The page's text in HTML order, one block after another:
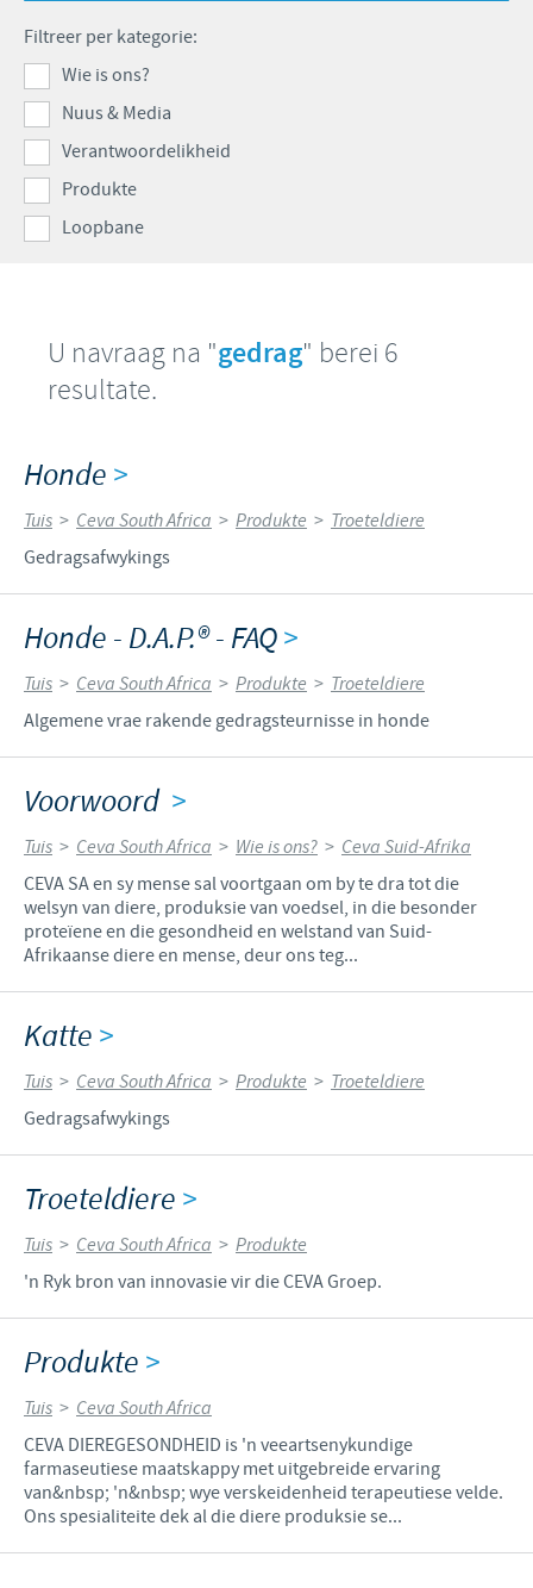
Varke
Ondersteuningsprogramme
Besigheid en wetenskaplike venootskappe
Vind hiermee ons hoof poste
Ons werwings proses
Filtreer per kategorie:
Wie is ons?
Nuus & Media
Verantwoordelikheid
Produkte
Loopbane
U navraag na "gedrag" berei 6
resultate.
Honde >
Tuis > Ceva South Africa > Produkte > Troeteldiere
Gedragsafwykings
Honde - D.A.P.® - FAQ>
Tuis > Ceva South Africa > Produkte > Troeteldiere
Algemene vrae rakende gedragsteurnisse in honde
Voorwoord >
Tuis > Ceva South Africa > Wie is ons? > Ceva Suid-Afrika
CEVA SA en sy mense sal voortgaan om by te dra tot die
welsyn van diere, produksie van voedsel, in die besonder
proteïene en die gesondheid en welstand van Suid-
Afrikaanse diere en mense, deur ons teg...
Katte >
Tuis > Ceva South Africa > Produkte > Troeteldiere
Gedragsafwykings
Troeteldiere >
Tuis > Ceva South Africa > Produkte
'n Ryk bron van innovasie vir die CEVA Groep.
Produkte >
Tuis > Ceva South Africa
CEVA DIEREGESONDHEID is 'n veeartsenykundige
farmaseutiese maatskappy met uitgebreide ervaring
van&nbsp; 'n&nbsp; wye verskeidenheid terapeutiese velde.
Ons spesialiteite dek al die diere produksie se...